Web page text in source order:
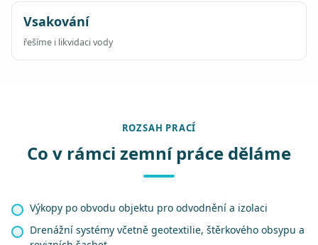
Vsakování
řešíme i likvidaci vody
ROZSAH PRACÍ
Co v rámci zemní práce děláme
Výkopy po obvodu objektu pro odvodnění a izolaci
Drenážní systémy včetně geotextilie, štěrkového obsypu a